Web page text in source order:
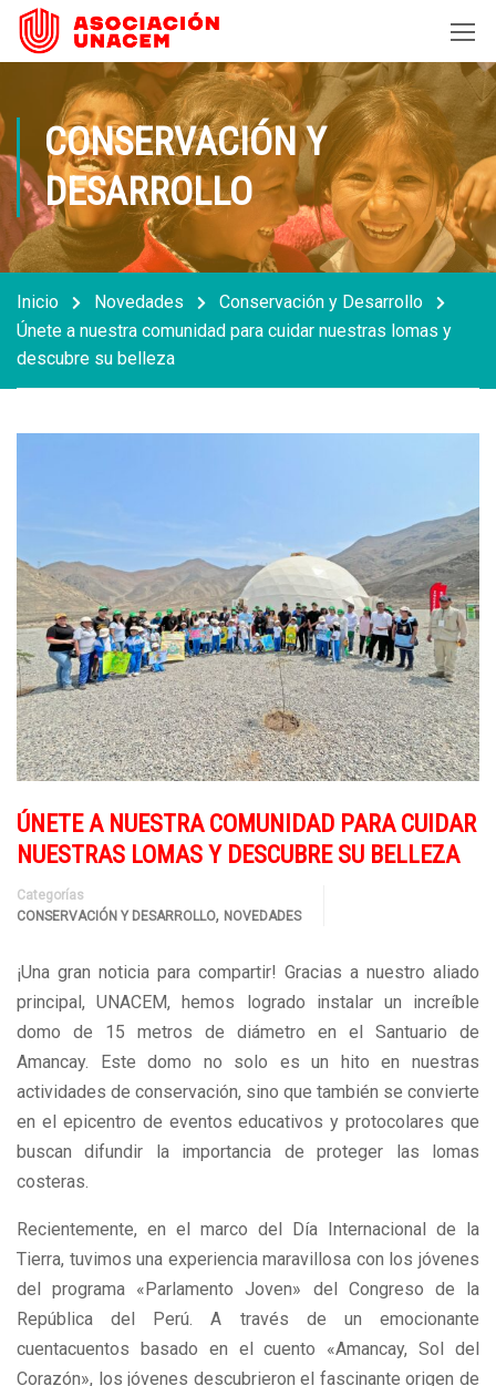
CONSERVACIÓN Y
DESARROLLO
Inicio Novedades
Conservación y Desarrollo
Únete a nuestra comunidad para cuidar nuestras lomas y
descubre su belleza
ÚNETE A NUESTRA COMUNIDAD PARA CUIDAR
NUESTRAS LOMAS Y DESCUBRE SU BELLEZA
Categorías
CONSERVACIÓN Y DESARROLLO, NOVEDADES
¡Una gran noticia para compartir! Gracias a nuestro aliado
principal, UNACEM, hemos logrado instalar un increíble
domo de 15 metros de diámetro en el Santuario de
Amancay. Este domo no solo es un hito en nuestras
actividades de conservación, sino que también se convierte
en el epicentro de eventos educativos y protocolares que
buscan difundir la importancia de proteger las lomas
costeras.
Recientemente, en el marco del Día Internacional de la
Tierra, tuvimos una experiencia maravillosa con los jóvenes
del programa «Parlamento Joven» del Congreso de la
República del Perú. A través de un emocionante
cuentacuentos basado en el cuento «Amancay, Sol del
Corazón», los jóvenes descubrieron el fascinante origen de